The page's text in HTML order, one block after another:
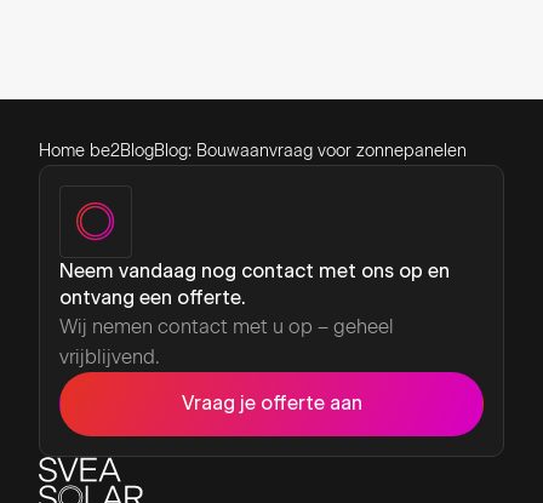
Home be2BlogBlog: Bouwaanvraag voor zonnepanelen
Neem vandaag nog contact met ons op en
ontvang een offerte.
Wij nemen contact met u op – geheel
vrijblijvend.
Vraag je offerte aan